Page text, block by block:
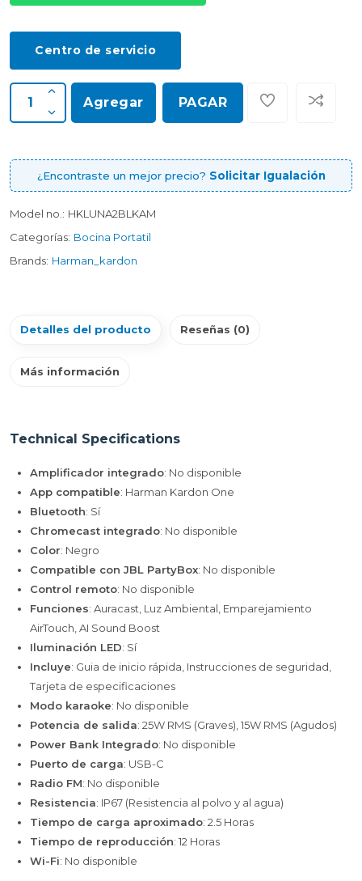
Centro de servicio
Agregar PAGAR
¿Encontraste un mejor precio? Solicitar Igualación
Model no.: HKLUNA2BLKAM
Categorías: Bocina Portatil
Brands: Harman_kardon
Detalles del producto Reseñas (0)
Más información
Technical Specifications
Amplificador integrado: No disponible
App compatible: Harman Kardon One
Bluetooth: Sí
Chromecast integrado: No disponible
Color: Negro
Compatible con JBL PartyBox: No disponible
Control remoto: No disponible
Funciones: Auracast, Luz Ambiental, Emparejamiento
AirTouch, AI Sound Boost
Iluminación LED: Sí
Incluye: Guia de inicio rápida, Instrucciones de seguridad,
Tarjeta de especificaciones
Modo karaoke: No disponible
Potencia de salida: 25W RMS (Graves), 15W RMS (Agudos)
Power Bank Integrado: No disponible
Puerto de carga: USB-C
Radio FM: No disponible
Resistencia: IP67 (Resistencia al polvo y al agua)
Tiempo de carga aproximado: 2.5 Horas
Tiempo de reproducción: 12 Horas
Wi-Fi: No disponible